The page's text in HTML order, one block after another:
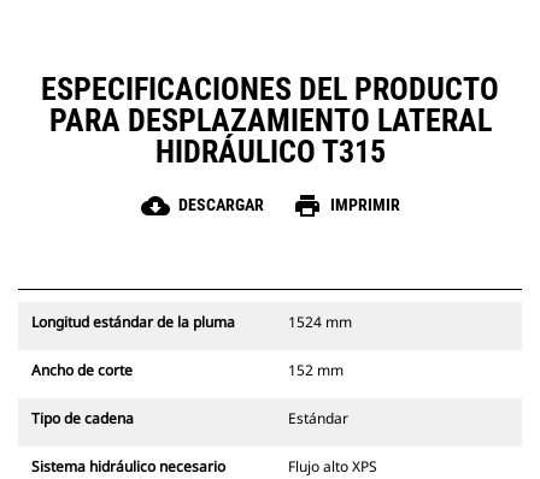
ESPECIFICACIONES DEL PRODUCTO
PARA DESPLAZAMIENTO LATERAL
HIDRÁULICO T315
cloud_download DESCARGAR print IMPRIMIR
Longitud estándar de la pluma 1524 mm
Ancho de corte 152 mm
Tipo de cadena Estándar
Sistema hidráulico necesario Flujo alto XPS